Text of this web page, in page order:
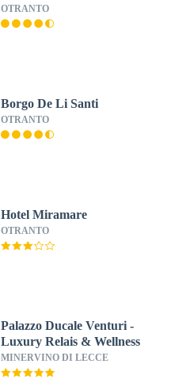
OTRANTO
Borgo De Li Santi
OTRANTO
Hotel Miramare
OTRANTO
Palazzo Ducale Venturi -
Luxury Relais & Wellness
MINERVINO DI LECCE